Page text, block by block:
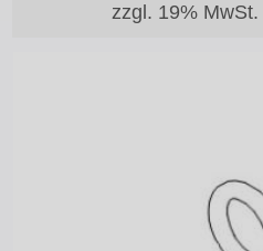
zzgl. 19% MwSt.